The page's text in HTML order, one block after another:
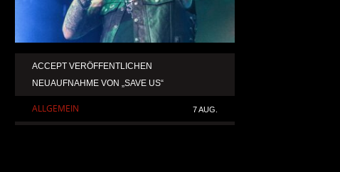
ACCEPT VERÖFFENTLICHEN
NEUAUFNAHME VON „SAVE US“
ALLGEMEIN 7 AUG.